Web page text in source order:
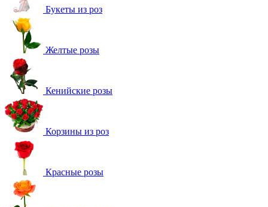
Букеты из роз
Желтые розы
Кенийские розы
Корзины из роз
Красные розы